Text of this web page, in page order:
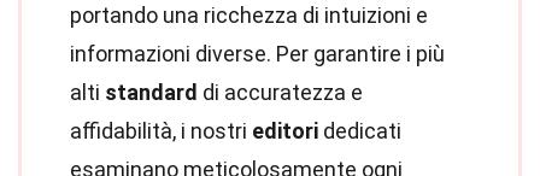
portando una ricchezza di intuizioni e
informazioni diverse. Per garantire i più
alti standard di accuratezza e
affidabilità, i nostri editori dedicati
esaminano meticolosamente ogni